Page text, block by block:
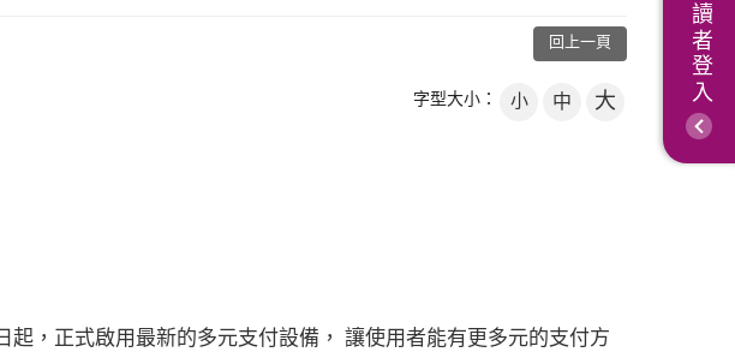
讀者登入
回上一頁
字型大小： 小 中 大
，正式啟用最新的多元支付設備， 讓使用者能有更多元的支付方